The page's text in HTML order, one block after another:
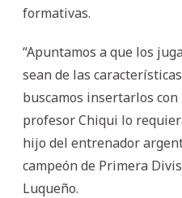
formativas.
“Apuntamos a que los
sean de las
buscamos insertarlos
profesor Chiqui lo
hijo del entrenador
campeón de Primera
Luqueño.